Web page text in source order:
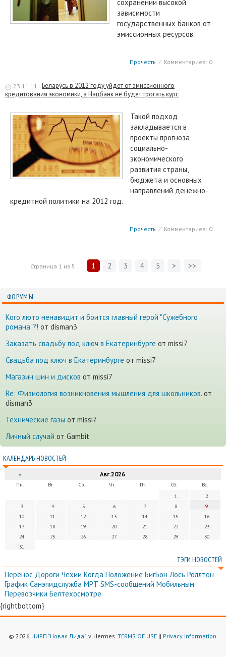
сохранении высокой
зависимости
государственных банков от
эмиссионных ресурсов.
Прочесть ⁄ Комментариев: 0
23.11.11
Беларусь в 2012 году уйдет от эмиссионного
кредитования экономики, а Нацбанк не будет трогать курс
Такой подход
закладывается в
проекты прогноза
социально-
экономического
развития страны,
бюджета и основных
направлений денежно-
кредитной политики на 2012 год.
Прочесть ⁄ Комментариев: 0
Страница 1 из 5 1 2 3 4 5 > >>
ФОРУМЫ
Кого люто ненавидит и боится главный герой "Сужебного
романа"?! от disman3
Заказать свадьбу под ключ в Екатеринбурге от missi7
Cвадьба под ключ в Екатеринбурге от missi7
Магазин шин и дисков от missi7
Re: Физиология возникновения мышления для школьников. от
disman3
Технические газы от missi7
Личный случай от Gambit
КАЛЕНДАРЬ НОВОСТЕЙ
« Авг.2026
Пн. Вт. Ср. Чт. Пт. Сб.
Вс.
1
2
3
4 5 6 7 8
9
10
11 12 13 14 15
16
17
18 19 20 21 22
23
24
25 26 27 28 29
30
31
ТЭГИ НОВОСТЕЙ
Перенос Дороги Чехии Когда Положение БигБон Лось Роллтон
График Санэпидслужба МРТ SMS-сообщений Мобильным
Перевозчики Белтехосмотре
{rightbottom}
© 2026 НИРП "Новая Лида". v. Hermes. TERMS OF USE|| Privacy Information.